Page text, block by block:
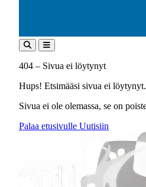
404 – Sivua ei löytynyt
Hups! Etsimääsi sivua ei löytynyt.
Sivua ei ole olemassa, se on
Palaa etusivulle Uutisiin